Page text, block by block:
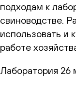
подходам к
свиноводстве.
использовать и
работе
Лаборатория 26